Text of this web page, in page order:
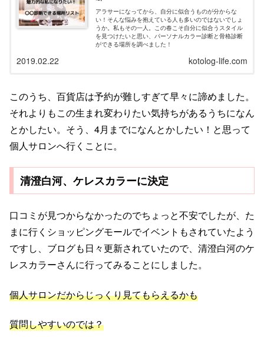
アラサーになってから、自分に似合うものが分からな
い！そんな悩みを抱えている人も多いのではないでしょ
うか。私もその一人。この春こそ自分に似合うスタイル
を見つけたいと思い、パーソナルカラー診断と骨格診断
ができる場所を調べました！
kotolog-life.com
2019.02.22
このうち、百貨店は予約が難しすぎて早々に諦めました。
それよりもこの生まれ変わりたい気持ちがあるうちになん
とかしたい。そう、4月までになんとかしたい！と思って
個人サロンへ行くことに。
清澄白河、ケレスカラーに決定
口コミが見つからなかったのでちょっと不安でしたが、た
まに行くショッピングモールでイベントもされていたよう
ですし、ブログも日々更新されていたので、清澄白河のケ
レスカラーさんに行ってみることにしました。
個人サロンだからじっくり見てもらえるかも
質問しやすいのでは？